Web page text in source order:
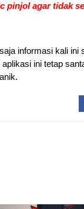
pinjol agar tidak
informasi kali ini
ini tetap